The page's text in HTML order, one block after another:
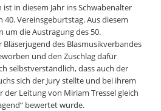
in diesem Jahr ins Schwabenalter
Vereinsgeburtstag. Aus diesem
um die Austragung des 50.
Bläserjugend des Blasmusikverbandes
und den Zuschlag dafür
selbstverständlich, dass auch der
sich der Jury stellte und bei ihrem
Leitung von Miriam Tressel gleich
bewertet wurde.